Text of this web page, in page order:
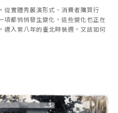
從實體秀展演形式、消費者購買行
項都悄悄發生變化，這些變化也正在
邁入第八年的臺北時裝週，又該如何